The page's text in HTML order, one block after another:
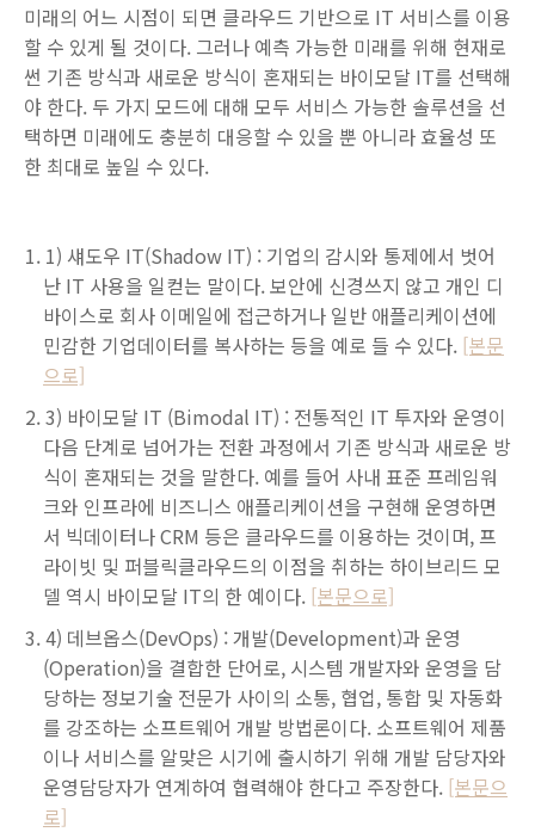
미래의 어느 시점이 되면 클라우드 기반으로 IT 서비스를 이용
할 수 있게 될 것이다. 그러나 예측 가능한 미래를 위해 현재로
썬 기존 방식과 새로운 방식이 혼재되는 바이모달 IT를 선택해
야 한다. 두 가지 모드에 대해 모두 서비스 가능한 솔루션을 선
택하면 미래에도 충분히 대응할 수 있을 뿐 아니라 효율성 또
한 최대로 높일 수 있다.
1) 섀도우 IT(Shadow IT) : 기업의 감시와 통제에서 벗어
난 IT 사용을 일컫는 말이다. 보안에 신경쓰지 않고 개인 디
바이스로 회사 이메일에 접근하거나 일반 애플리케이션에
민감한 기업데이터를 복사하는 등을 예로 들 수 있다. [본문
으로]
3) 바이모달 IT (Bimodal IT) : 전통적인 IT 투자와 운영이
다음 단계로 넘어가는 전환 과정에서 기존 방식과 새로운 방
식이 혼재되는 것을 말한다. 예를 들어 사내 표준 프레임워
크와 인프라에 비즈니스 애플리케이션을 구현해 운영하면
서 빅데이터나 CRM 등은 클라우드를 이용하는 것이며, 프
라이빗 및 퍼블릭클라우드의 이점을 취하는 하이브리드 모
델 역시 바이모달 IT의 한 예이다. [본문으로]
4) 데브옵스(DevOps) : 개발(Development)과 운영
(Operation)을 결합한 단어로, 시스템 개발자와 운영을 담
당하는 정보기술 전문가 사이의 소통, 협업, 통합 및 자동화
를 강조하는 소프트웨어 개발 방법론이다. 소프트웨어 제품
이나 서비스를 알맞은 시기에 출시하기 위해 개발 담당자와
운영담당자가 연계하여 협력해야 한다고 주장한다. [본문으
로]